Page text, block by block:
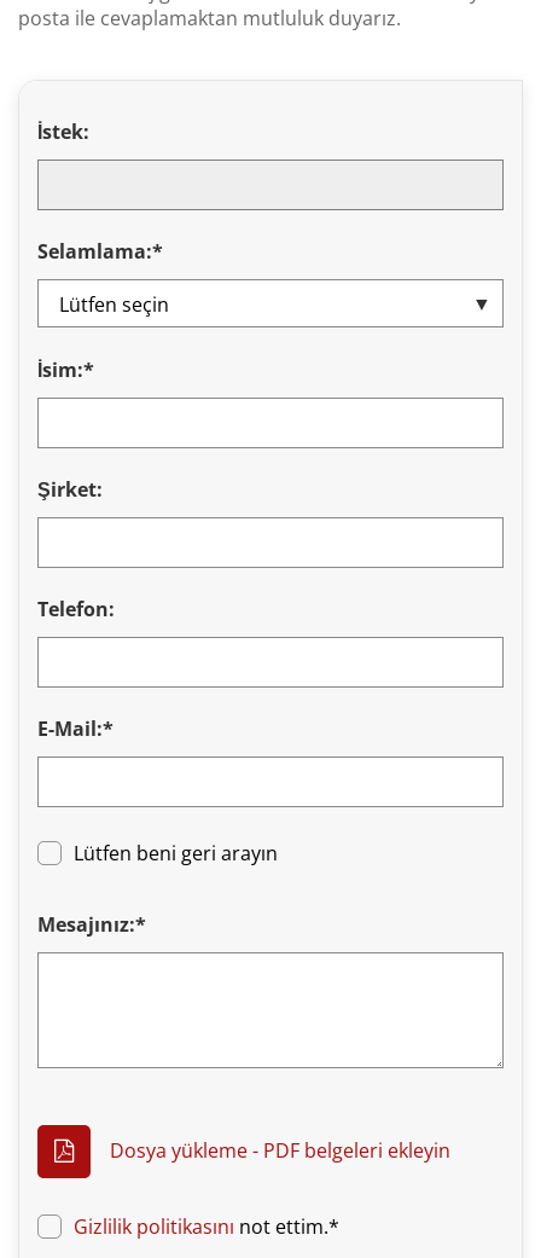
posta ile cevaplamaktan mutluluk duyarız.
İstek:
Selamlama:*
İsim:*
Şirket:
Telefon:
E-Mail:*
Lütfen beni geri arayın
Mesajınız:*
Dosya yükleme - PDF belgeleri ekleyin
Gizlilik politikasını not ettim.*